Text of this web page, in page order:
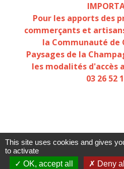
Pour les apports des
commerçants et
la Communauté de
Paysages de la
les modalités d'accès
03 26 52
This site uses cookies and gives
to activate
OK, accept all
Deny